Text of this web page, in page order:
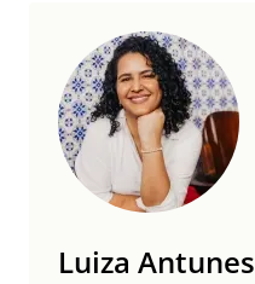
Luiza Antunes